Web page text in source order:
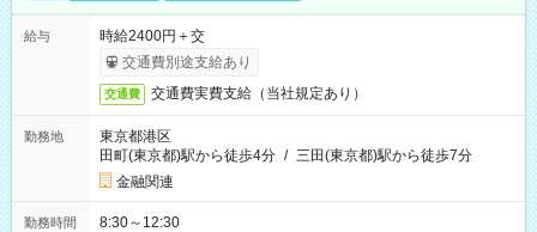
給与
時給2400円＋交
交通費別途支給あり
交通費 交通費実費支給（当社規定あり）
勤務地
東京都港区
田町(東京都)駅から徒歩4分 / 三田(東京都)駅から徒歩7分
金融関連
勤務時間 8:30～12:30